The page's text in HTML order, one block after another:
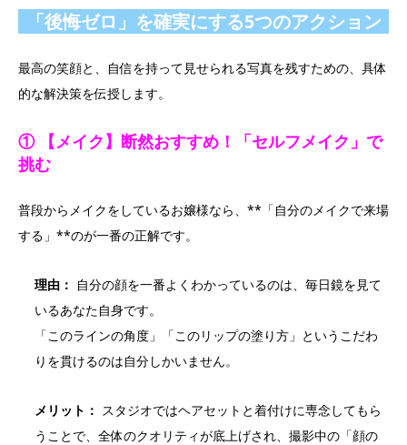
「後悔ゼロ」を確実にする5つのアクション
最高の笑顔と、自信を持って見せられる写真を残すための、具体
的な解決策を伝授します。
① 【メイク】断然おすすめ！「セルフメイク」で
挑む
普段からメイクをしているお嬢様なら、**「自分のメイクで来場
する」**のが一番の正解です。
理由： 自分の顔を一番よくわかっているのは、毎日鏡を見て
いるあなた自身です。
「このラインの角度」「このリップの塗り方」というこだわ
りを貫けるのは自分しかいません。
メリット： スタジオではヘアセットと着付けに専念してもら
うことで、全体のクオリティが底上げされ、撮影中の「顔の